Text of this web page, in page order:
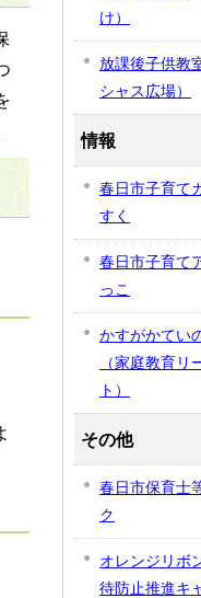
け）
放課後子供教
シャス広場）
情報
春日市子育て
すく
春日市子育
っこ
かすがかてい
（家庭教育リ
ト）
その他
春日市保育士
ク
オレンジリボ
待防止推進キ